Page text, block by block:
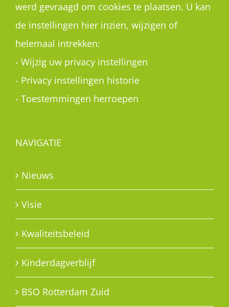
werd gevraagd om cookies te plaatsen. U kan
de instellingen hier inzien, wijzigen of
helemaal intrekken:
- Wijzig uw privacy instellingen
- Privacy instellingen historie
- Toestemmingen herroepen
NAVIGATIE
Nieuws
Visie
Kwaliteitsbeleid
Kinderdagverblijf
BSO Rotterdam Zuid